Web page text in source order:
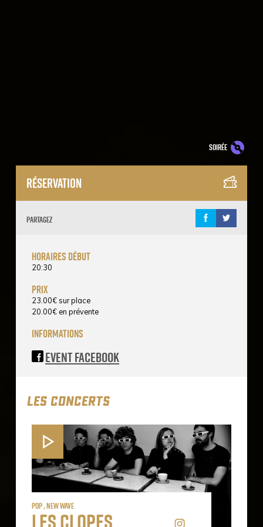
soirée
Réservation
Partagez
horaires début
20:30
prix
23.00€ sur place
20.00€ en prévente
informations
Event Facebook
LES CONCERTS
Pop , New Wave
Les Clopes